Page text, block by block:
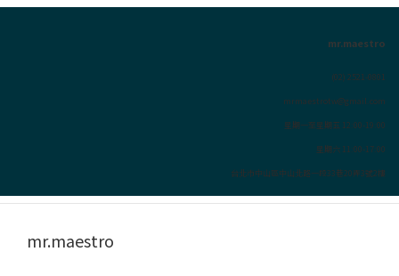
mr.maestro
(02) 2521-0801
mrmaestrotw@gmail.com
星期一至星期五 12:00-19:00
星期六 11:00-17:00
台北市中山區中山北路一段33巷20弄3號2樓
mr.maestro